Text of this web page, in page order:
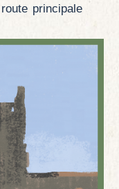
principale